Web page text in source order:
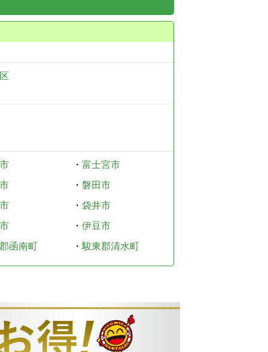
・ 富士宮市
・ 磐田市
・ 袋井市
・ 伊豆市
函南町
・ 駿東郡清水町